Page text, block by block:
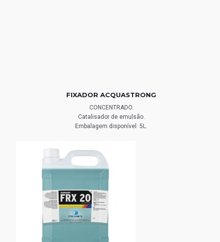
FIXADOR ACQUASTRONG
CONCENTRADO.
Catalisador de emulsão.
Embalagem disponível: 5L.